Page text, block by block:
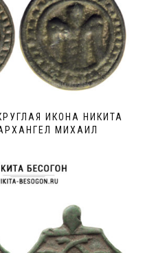
ИКОНА НИКИТА
МИХАИЛ